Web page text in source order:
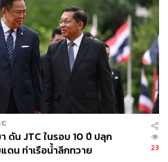
ดัน JTC ในรอบ 10 ปี ปลุก
ดน ท่าเรือน้ำลึกทวาย
23